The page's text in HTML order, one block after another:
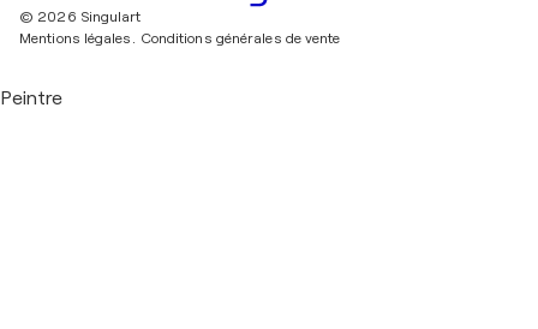
© 2026 Singulart
Mentions légales. Conditions générales de vente
Peintre